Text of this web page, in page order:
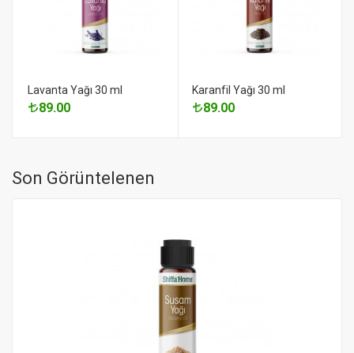
Lavanta Yağı 30 ml
89.00
Karanfil Yağı 30 ml
89.00
Son Görüntelenen